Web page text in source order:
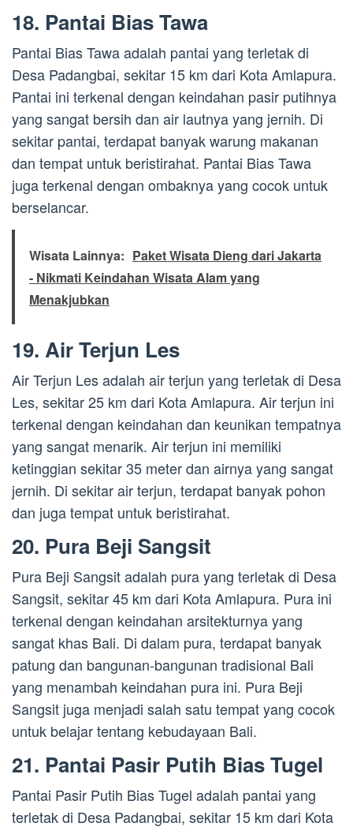
18. Pantai Bias Tawa
Pantai Bias Tawa adalah pantai yang terletak di
Desa Padangbai, sekitar 15 km dari Kota Amlapura.
Pantai ini terkenal dengan keindahan pasir putihnya
yang sangat bersih dan air lautnya yang jernih. Di
sekitar pantai, terdapat banyak warung makanan
dan tempat untuk beristirahat. Pantai Bias Tawa
juga terkenal dengan ombaknya yang cocok untuk
berselancar.
Wisata Lainnya: Paket Wisata Dieng dari Jakarta
- Nikmati Keindahan Wisata Alam yang
Menakjubkan
19. Air Terjun Les
Air Terjun Les adalah air terjun yang terletak di Desa
Les, sekitar 25 km dari Kota Amlapura. Air terjun ini
terkenal dengan keindahan dan keunikan tempatnya
yang sangat menarik. Air terjun ini memiliki
ketinggian sekitar 35 meter dan airnya yang sangat
jernih. Di sekitar air terjun, terdapat banyak pohon
dan juga tempat untuk beristirahat.
20. Pura Beji Sangsit
Pura Beji Sangsit adalah pura yang terletak di Desa
Sangsit, sekitar 45 km dari Kota Amlapura. Pura ini
terkenal dengan keindahan arsitekturnya yang
sangat khas Bali. Di dalam pura, terdapat banyak
patung dan bangunan-bangunan tradisional Bali
yang menambah keindahan pura ini. Pura Beji
Sangsit juga menjadi salah satu tempat yang cocok
untuk belajar tentang kebudayaan Bali.
21. Pantai Pasir Putih Bias Tugel
Pantai Pasir Putih Bias Tugel adalah pantai yang
terletak di Desa Padangbai, sekitar 15 km dari Kota